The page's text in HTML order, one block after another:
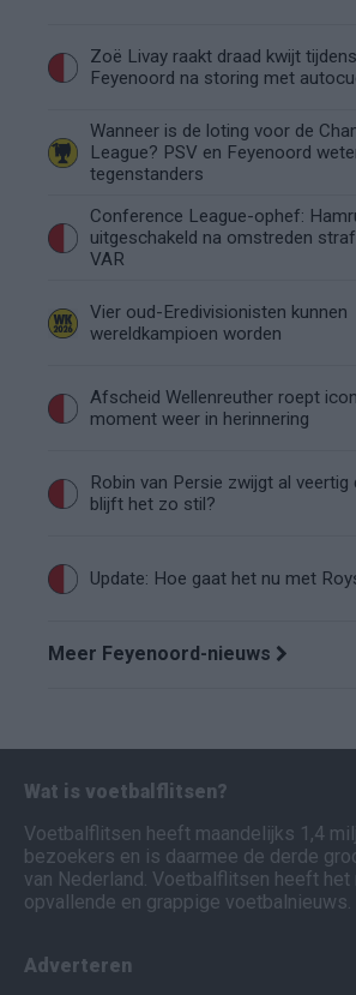
Zoë Livay raakt draad kwijt
Feyenoord na storing met
Wanneer is de loting voor de
League? PSV en Feyenoord
tegenstanders
Conference League-ophef:
uitgeschakeld na omstreden
VAR
Vier oud-Eredivisionisten kunnen
wereldkampioen worden
Afscheid Wellenreuther roept
moment weer in herinnering
Robin van Persie zwijgt al veertig
blijft het zo stil?
Update: Hoe gaat het nu met
Meer Feyenoord-nieuws
Wat is voetbalflitsen?
Voetbalflitsen heeft maandelijks 1,4
bezoekers en is daarmee de derde
van Nederland. Voetbalflitsen heeft het
opvallende en grappige voetbalnieuws.
Adverteren